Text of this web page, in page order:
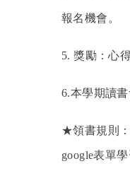
報名機會。
5. 獎勵：心
6.本學期讀書
★領書規則
google表單學